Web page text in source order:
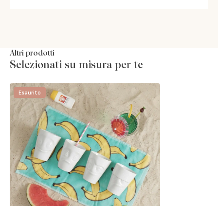
Altri prodotti
Selezionati su misura per te
Esaurito